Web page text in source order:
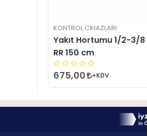
KONTROL CIHAZLARI
Yakıt Hortumu 1/2-3/8
RR 150 cm
675,00 +KDV